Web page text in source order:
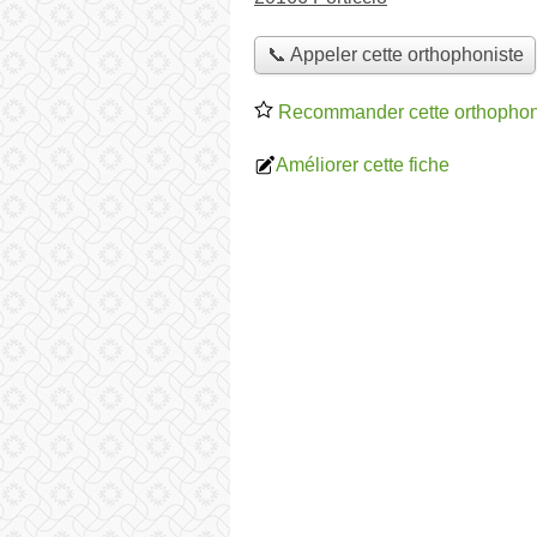
📞 Appeler cette orthophoniste
Recommander cette
Améliorer cette fiche